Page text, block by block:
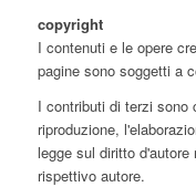
copyright
I contenuti e le opere
pagine sono soggetti a
I contributi di terzi sono
riproduzione,
legge sul diritto
rispettivo autore.